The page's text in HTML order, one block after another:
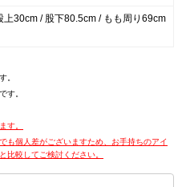
上30cm / 股下80.5cm / もも周り69cm
。
す。
す。
も個人差がございますため、お手持ちのアイ
比較してご検討ください。